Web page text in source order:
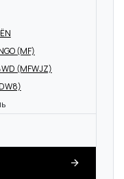
(MF)
(MFWJZ)